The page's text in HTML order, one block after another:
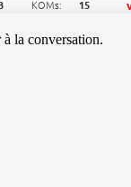
la conversation.